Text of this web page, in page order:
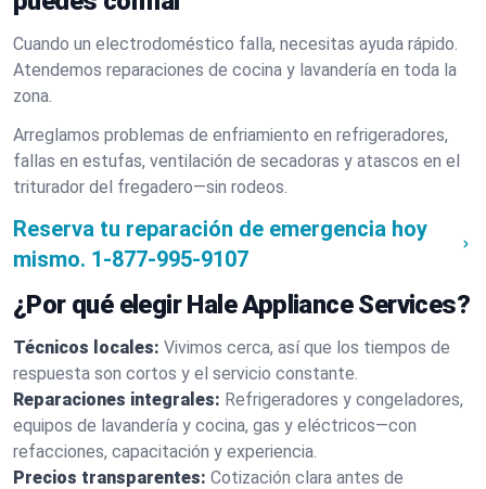
Cuando un electrodoméstico falla, necesitas ayuda rápido.
Atendemos reparaciones de cocina y lavandería en toda la
zona.
Arreglamos problemas de enfriamiento en refrigeradores,
fallas en estufas, ventilación de secadoras y atascos en el
triturador del fregadero—sin rodeos.
Reserva tu reparación de emergencia hoy
mismo. 1-877-995-9107
¿Por qué elegir Hale Appliance Services?
Técnicos locales: Vivimos cerca, así que los tiempos de
respuesta son cortos y el servicio constante.
Reparaciones integrales: Refrigeradores y congeladores,
equipos de lavandería y cocina, gas y eléctricos—con
refacciones, capacitación y experiencia.
Precios transparentes: Cotización clara antes de